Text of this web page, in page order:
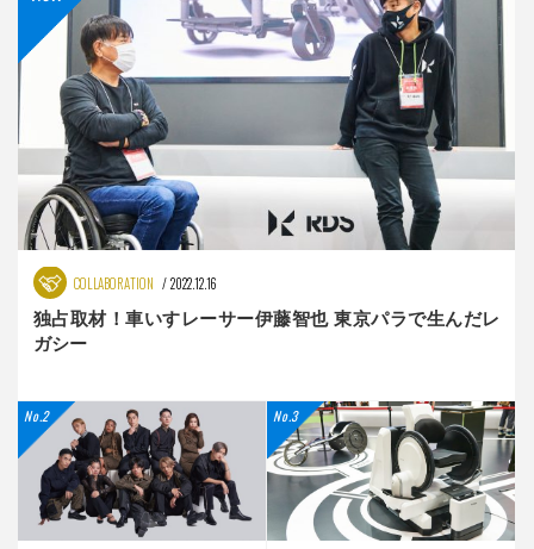
COLLABORATION 2022.12.16
独占取材！車いすレーサー伊藤智也 東京パラで生んだレ
ガシー